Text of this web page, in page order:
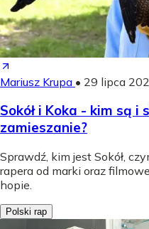
Mariusz Krupa • 29 lipca
Sokół i Koka - kim są i
zamieszanie?
Sprawdź, kim jest Sokół,
rapera od marki oraz
hopie.
Polski rap